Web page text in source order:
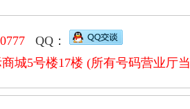
QQ：
城5号楼17楼 (所有号码营业厅